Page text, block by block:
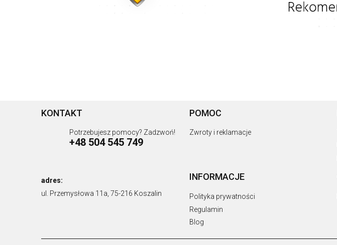
KONTAKT
Potrzebujesz pomocy? Zadzwoń!
+48 504 545 749
adres:
ul. Przemysłowa 11a, 75-216 Koszalin
POMOC
Zwroty i reklamacje
INFORMACJE
Polityka prywatności
Regulamin
Blog